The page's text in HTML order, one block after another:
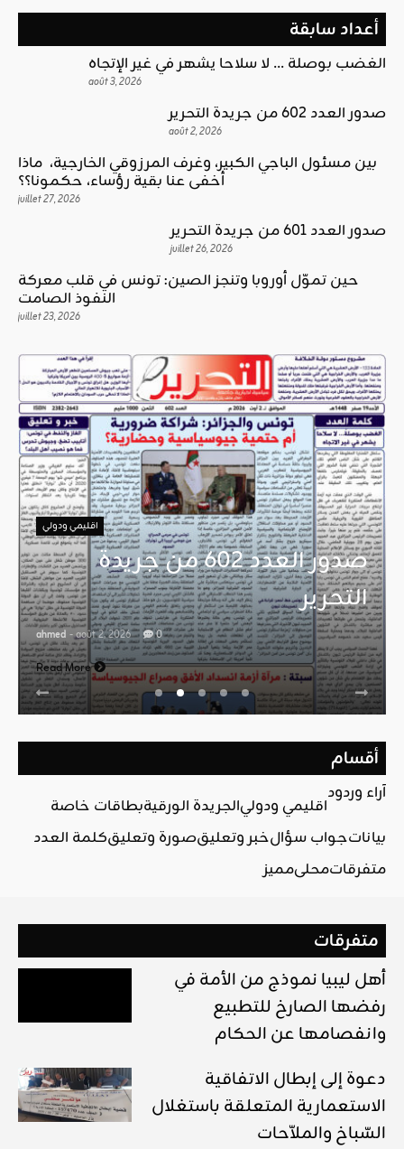
أعداد سابقة
الغضب بوصلة … لا سلاحا يشهر في غير الإتجاه
août 3, 2026
صدور العدد 602 من جريدة التحرير
août 2, 2026
بين مسئول الباجي الكبير، وغرف المرزوقي الخارجية، ماذا
أخفى عنا بقية رؤساء، حكمونا؟؟
juillet 27, 2026
صدور العدد 601 من جريدة التحرير
juillet 26, 2026
حين تموّل أوروبا وتنجز الصين: تونس في قلب معركة
النفوذ الصامت
juillet 23, 2026
اقليمي ودولي
صدور العدد 602 من جريدة
التحرير
ahmed - août 2, 2026 0
Read More
أقسام
آراء وردود
اقليمي ودوليالجريدة الورقيةبطاقات خاصة
بياناتجواب سؤالخبر وتعليقصورة وتعليقكلمة العدد
متفرقاتمحليمميز
متفرقات
أهل ليبيا نموذج من الأمة في
رفضها الصارخ للتطبيع
وانفصامها عن الحكام
دعوة إلى إبطال الاتفاقية
الاستعمارية المتعلقة باستغلال
السّباخ والملاّحات